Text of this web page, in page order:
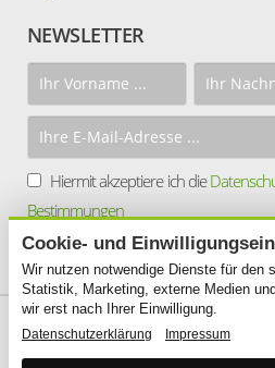
NEWSLETTER
Hiermit akzeptiere ich die
Bestimmungen
ANMELDEN
SOCIAL MEDIA
Cookie- und
Wir nutzen notwendige Dienste für den
Statistik, Marketing, externe Medien
wir erst nach Ihrer Einwilligung.
Datenschutzerklärung Impressum